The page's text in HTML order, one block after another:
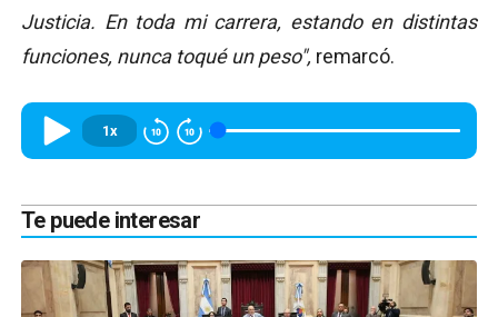
Justicia. En toda mi carrera, estando en distintas
funciones, nunca toqué un peso", remarcó.
1x
Te puede interesar